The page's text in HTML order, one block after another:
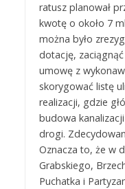
ratusz planował
kwotę o około 7
można było
dotację,
umowę z
skorygować listę
realizacji, gdzie
budowa
drogi.
Oznacza to, że w
Grabskiego,
Puchatka i